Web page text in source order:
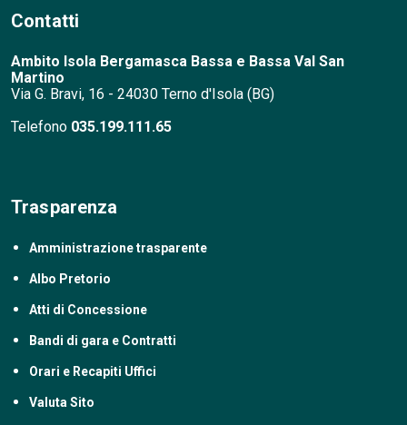
Contatti
Ambito Isola Bergamasca Bassa e Bassa Val San
Martino
Via G. Bravi, 16 - 24030 Terno d'Isola (BG)
Telefono 035.199.111.65
Trasparenza
Amministrazione trasparente
Albo Pretorio
Atti di Concessione
Bandi di gara e Contratti
Orari e Recapiti Uffici
Valuta Sito